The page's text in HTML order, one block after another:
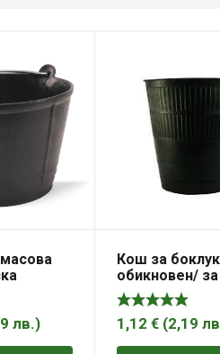
л,
лв.)
Кош за боклук
обикновен/ за
0.400kg
1,12€ (2,19